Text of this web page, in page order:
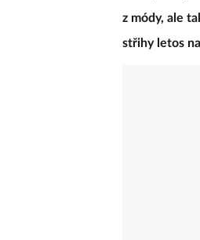
z módy, ale
střihy letos